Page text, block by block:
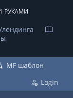
руками
MF шаблон
Login